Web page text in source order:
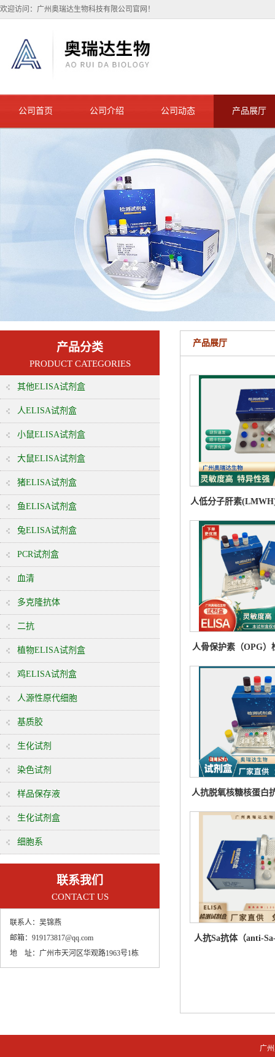
欢迎访问：广州奥瑞达生物科技有限公司官网！
公司首页 公司介绍 公司动态 产品展厅
产品分类
PRODUCT CATEGORIES
其他ELISA试剂盒
人ELISA试剂盒
小鼠ELISA试剂盒
大鼠ELISA试剂盒
猪ELISA试剂盒
鱼ELISA试剂盒
兔ELISA试剂盒
PCR试剂盒
血清
多克隆抗体
二抗
植物ELISA试剂盒
鸡ELISA试剂盒
人源性原代细胞
基质胶
生化试剂
染色试剂
样品保存液
生化试剂盒
细胞系
联系我们
CONTACT US
联系人： 吴锦燕
邮箱： 919173817@qq.com
地 址： 广州市天河区华观路1963号1栋
产品展厅
人低分子肝素
检测试剂盒
人骨保护素（OPG）
人抗脱氧核糖核蛋白
Ab）检测试
人抗Sa抗体（anti-
广